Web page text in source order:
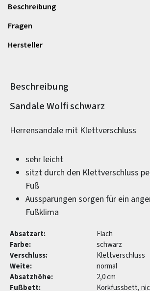
Beschreibung
Fragen
Hersteller
Beschreibung
Produktinformationen
Sandale Wolfi schwarz
Herrensandale mit Klettverschluss
sehr leicht
sitzt durch den Klettverschluss
Fuß
Aussparungen sorgen für ein
Fußklima
Absatzart:
Flach
Farbe:
schwarz
Verschluss:
Klettverschluss
Weite:
normal
Absatzhöhe:
2,0 cm
Fußbett:
Korkfussbett,